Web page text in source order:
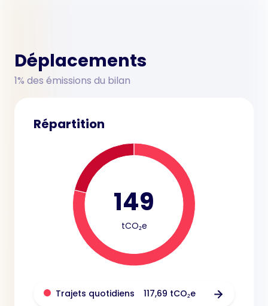
Déplacements
1% des émissions du bilan
Répartition
149
tCO₂e
Trajets quotidiens 117,69 tCO₂e